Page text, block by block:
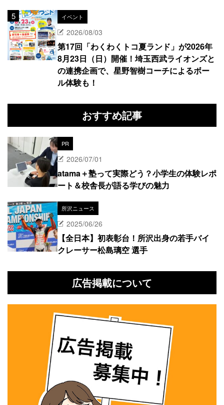
イベント
2026/08/03
第17回「わくわくトコ夏ランド」が2026年
8月23日（日）開催！埼玉西武ライオンズと
の連携企画で、星野智樹コーチによるボー
ル体験も！
おすすめ記事
PR
2026/07/01
atama＋塾って実際どう？小学生の体験レポ
ート＆校舎長が語る学びの魅力
所沢ニュース
2025/06/26
【全日本】初表彰台！所沢出身の若手バイ
クレーサー松島璃空 選手
広告掲載について